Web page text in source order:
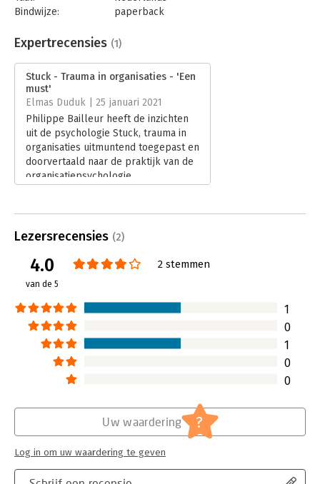
Bindwijze:
paperback
Uitgever:
LannooCampus
Verschijningsdatum:
15-7-2020
Hoofdrubriek: Algemeen management
Expertrecensies (1)
Stuck - Trauma in organisaties - 'Een
must'
Elmas Duduk | 25 januari 2021
Philippe Bailleur heeft de inzichten
uit de psychologie Stuck, trauma in
organisaties uitmuntend toegepast en
doorvertaald naar de praktijk van de
organisatiepsychologie.
Lezersrecensies (2)
4.0
van de 5
2 stemmen
1
0
1
0
0
Uw waardering ?
Log in om uw waardering te geven